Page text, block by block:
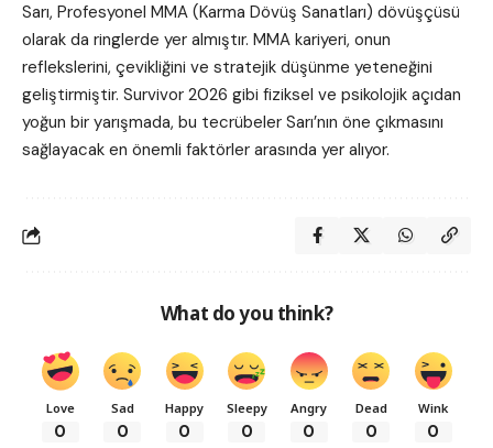
Sarı, Profesyonel MMA (Karma Dövüş Sanatları) dövüşçüsü
olarak da ringlerde yer almıştır. MMA kariyeri, onun
reflekslerini, çevikliğini ve stratejik düşünme yeteneğini
geliştirmiştir. Survivor 2026 gibi fiziksel ve psikolojik açıdan
yoğun bir yarışmada, bu tecrübeler Sarı’nın öne çıkmasını
sağlayacak en önemli faktörler arasında yer alıyor.
What do you think?
Love
0
Sad
0
Happy
0
Sleepy
0
Angry
0
Dead
0
Wink
0